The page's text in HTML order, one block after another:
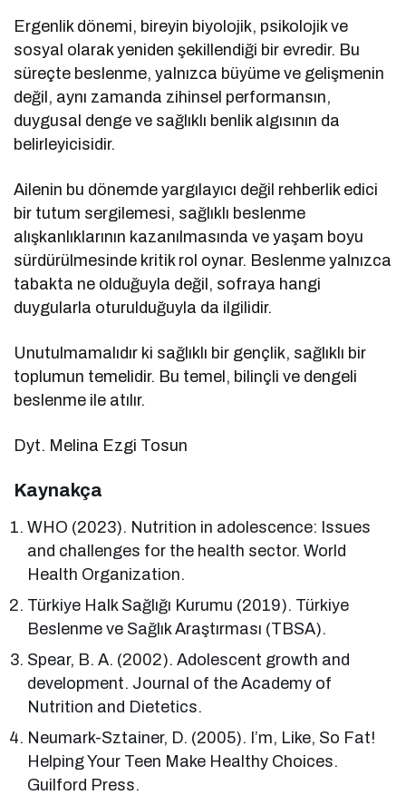
Ergenlik dönemi, bireyin biyolojik, psikolojik ve
sosyal olarak yeniden şekillendiği bir evredir. Bu
süreçte beslenme, yalnızca büyüme ve gelişmenin
değil, aynı zamanda zihinsel performansın,
duygusal denge ve sağlıklı benlik algısının da
belirleyicisidir.
Ailenin bu dönemde yargılayıcı değil rehberlik edici
bir tutum sergilemesi, sağlıklı beslenme
alışkanlıklarının kazanılmasında ve yaşam boyu
sürdürülmesinde kritik rol oynar. Beslenme yalnızca
tabakta ne olduğuyla değil, sofraya hangi
duygularla oturulduğuyla da ilgilidir.
Unutulmamalıdır ki sağlıklı bir gençlik, sağlıklı bir
toplumun temelidir. Bu temel, bilinçli ve dengeli
beslenme ile atılır.
Dyt. Melina Ezgi Tosun
Kaynakça
WHO (2023). Nutrition in adolescence: Issues
and challenges for the health sector. World
Health Organization.
Türkiye Halk Sağlığı Kurumu (2019). Türkiye
Beslenme ve Sağlık Araştırması (TBSA).
Spear, B. A. (2002). Adolescent growth and
development. Journal of the Academy of
Nutrition and Dietetics.
Neumark-Sztainer, D. (2005). I’m, Like, So Fat!
Helping Your Teen Make Healthy Choices.
Guilford Press.